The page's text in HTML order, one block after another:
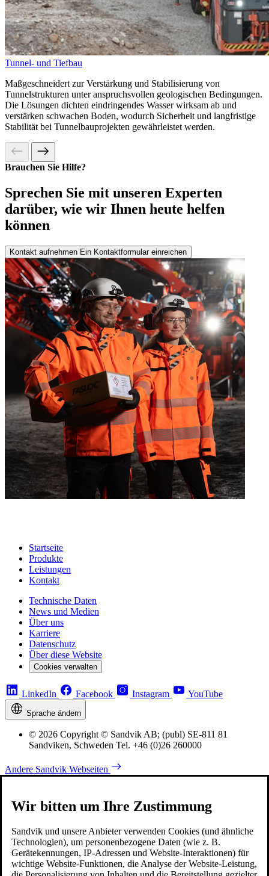
Tunnel- und Tiefbau
Maßgeschneidert zur Verstärkung und Stabilisierung von
Tunnelstrukturen unter anspruchsvollen geologischen Bedingungen.
Die Lösungen dichten eindringendes Wasser wirksam ab und
verstärken schwachen Boden, wodurch Sicherheit und langfristige
Stabilität bei Tunnelbauprojekten gewährleistet werden.
Brauchen Sie Hilfe?
Sprechen Sie mit unseren Experten
darüber, wie wir Ihnen heute helfen
können
Kontakt aufnehmen Ein Kontaktformular einreichen
Startseite
Produkte
Leistungen
Kontakt
Technische Daten
News und Medien
Über uns
Karriere
Datenschutz
Über diese Website
Cookies verwalten
LinkedIn Facebook Instagram YouTube
Sprache ändern
© 2026 Copyright © Sandvik AB; (publ) SE-811 81
Sandviken, Schweden Tel. +46 (0)26 260000
Andere Sandvik Webseiten
Wir bitten um Ihre Zustimmung
Sandvik und unsere Anbieter verwenden Cookies (und ähnliche
Technologien), um personenbezogene Daten (wie z. B.
Gerätekennungen, IP-Adressen und Website-Interaktionen) für
wichtige Website-Funktionen, die Analyse der Website-Leistung,